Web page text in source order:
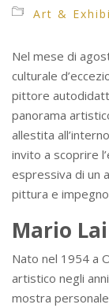
Art &
Nel mese di
culturale
pittore
panorama
allestita
invito a scoprire
espressiva di un
pittura e
Mario
Nato nel 1954 a
artistico negli
mostra